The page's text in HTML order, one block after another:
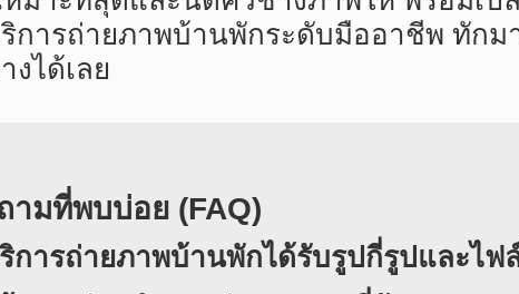
การถ่ายภาพบ้านพักระดับมืออาชีพ ทักม
งได้เลย
ามที่พบบ่อย (FAQ)
การถ่ายภาพบ้านพักได้รับรูปกี่รูปและไฟ